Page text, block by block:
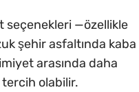
seçenekleri —özellikle
şehir asfaltında kaba
arasında daha
tercih olabilir.